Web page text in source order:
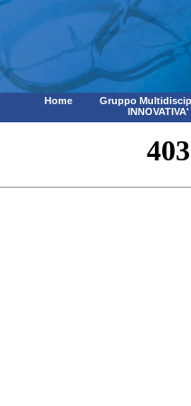
Home
Gruppo
INNOVATIVA'